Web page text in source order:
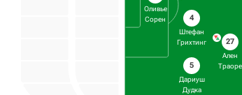
Оливье
Сорен
4
Штефан
Грихтинг
5
Дариуш
Дудка
27
Ален
Траоре